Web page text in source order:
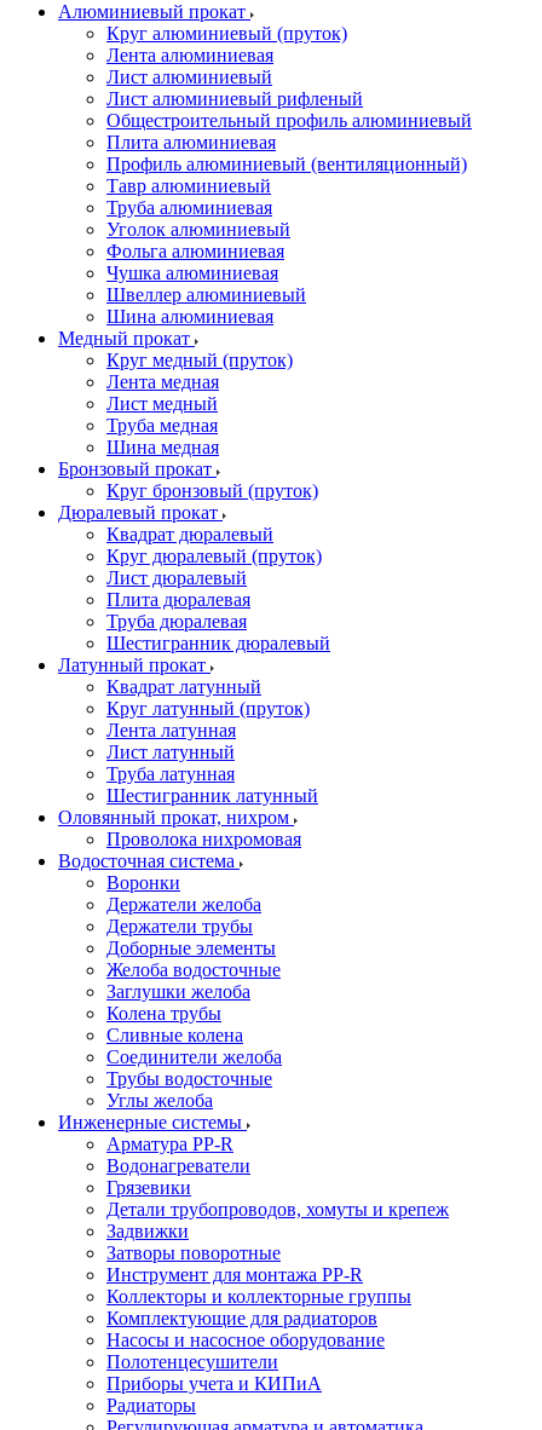
Алюминиевый прокат
Круг алюминиевый (пруток)
Лента алюминиевая
Лист алюминиевый
Лист алюминиевый рифленый
Общестроительный профиль алюминиевый
Плита алюминиевая
Профиль алюминиевый (вентиляционный)
Тавр алюминиевый
Труба алюминиевая
Уголок алюминиевый
Фольга алюминиевая
Чушка алюминиевая
Швеллер алюминиевый
Шина алюминиевая
Медный прокат
Круг медный (пруток)
Лента медная
Лист медный
Труба медная
Шина медная
Бронзовый прокат
Круг бронзовый (пруток)
Дюралевый прокат
Квадрат дюралевый
Круг дюралевый (пруток)
Лист дюралевый
Плита дюралевая
Труба дюралевая
Шестигранник дюралевый
Латунный прокат
Квадрат латунный
Круг латунный (пруток)
Лента латунная
Лист латунный
Труба латунная
Шестигранник латунный
Оловянный прокат, нихром
Проволока нихромовая
Водосточная система
Воронки
Держатели желоба
Держатели трубы
Доборные элементы
Желоба водосточные
Заглушки желоба
Колена трубы
Сливные колена
Соединители желоба
Трубы водосточные
Углы желоба
Инженерные системы
Арматура PP-R
Водонагреватели
Грязевики
Детали трубопроводов, хомуты и крепеж
Задвижки
Затворы поворотные
Инструмент для монтажа PP-R
Коллекторы и коллекторные группы
Комплектующие для радиаторов
Насосы и насосное оборудование
Полотенцесушители
Приборы учета и КИПиА
Радиаторы